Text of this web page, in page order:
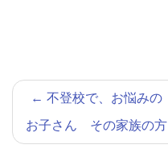
← 不登校で、お悩みの
お子さん その家族の方